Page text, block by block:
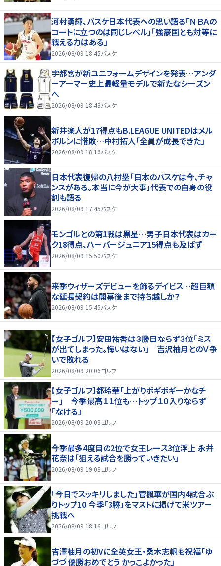
河村勇輝、バスケ日本代表への思い語る「ＮＢＡの
コートに立つのは同じレベル」「強豪国とも対等に
戦える力はある」
2026/08/09 18:45バスケ
宇都宮が新ユニフォームデザインを発表…アンダ
ーアーマー史上最軽量モデルで新たなシーズン
へ
2026/08/09 18:43バスケ
新井楽人が17得点もB.LEAGUE UNITEDはメル
ボルンに惜敗…中村拓人「全員が成長できた」
2026/08/09 18:16バスケ
日本代表復帰の八村塁「日本のバスケは今、チャ
ンスがある。本当に今が大事」代表での自身の役
割も語る
2026/08/09 17:45バスケ
モンゴルとの第1戦は黒星…男子日本代表はカー
ク18得点、ハーパージュニア15得点も及ばず
2026/08/09 15:50バスケ
来季ウィザーズデビューを飾るデイビス…超巨額
な延長契約は開幕後まで持ち越しか？
2026/08/09 15:45バスケ
【女子ゴルフ】安田祐香は３勝目ならず３位「ミス
が出てしまった。悔いはない」 吉沢柚月とのＶ争
いで敗れる
2026/08/09 20:06ゴルフ
【女子ゴルフ】都玲華「上がりボギボギーかなチ
ー」 今季最高１１位も…トップ１０入りならず
「なける」
2026/08/09 20:03ゴルフ
今季最多4度目の2位で女王レース3位浮上 永井
花奈は「狙える試合を勝っていきたい」
2026/08/09 19:03ゴルフ
「今日でスッキリしました」菅楓華が国内4試合ぶ
りトップ10 今季「3勝」をマストに掲げて米ツアー
挑戦へ
2026/08/09 18:16ゴルフ
吉澤柚月の初Vに全英女王・桑木志帆も祝福「ゆ
づづ 優勝おめでとう かっこよかった」